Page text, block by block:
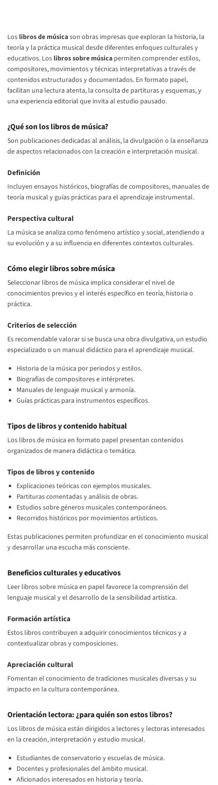
Los libros de músicason obras impresas que exploran la historia, la
teoría y la práctica musical desde diferentes enfoques culturales y
educativos. Los libros sobre música permiten comprender estilos,
compositores, movimientos y técnicas interpretativas a través de
contenidos estructurados y documentados. En formato papel,
facilitan una lectura atenta, la consulta de partituras y esquemas, y
una experiencia editorial que invita al estudio pausado.
¿Qué son los libros de música?
Son publicaciones dedicadas al análisis, la divulgación o la enseñanza
de aspectos relacionados con la creación e interpretación musical.
Definición
Incluyen ensayos históricos, biografías de compositores, manuales de
teoría musical y guías prácticas para el aprendizaje instrumental.
Perspectiva cultural
La música se analiza como fenómeno artístico y social, atendiendo a
su evolución y a su influencia en diferentes contextos culturales.
Cómo elegir libros sobre música
Seleccionar libros de música implica considerar el nivel de
conocimientos previos y el interés específico en teoría, historia o
práctica.
Criterios de selección
Es recomendable valorar si se busca una obra divulgativa, un estudio
especializado o un manual didáctico para el aprendizaje musical.
Historia de la música por periodos y estilos.
Biografías de compositores e intérpretes.
Manuales de lenguaje musical y armonía.
Guías prácticas para instrumentos específicos.
Tipos de libros y contenido habitual
Los libros de música en formato papel presentan contenidos
organizados de manera didáctica o temática.
Tipos de libros y contenido
Explicaciones teóricas con ejemplos musicales.
Partituras comentadas y análisis de obras.
Estudios sobre géneros musicales contemporáneos.
Recorridos históricos por movimientos artísticos.
Estas publicaciones permiten profundizar en el conocimiento musical
y desarrollar una escucha más consciente.
Beneficios culturales y educativos
Leer libros sobre música en papel favorece la comprensión del
lenguaje musical y el desarrollo de la sensibilidad artística.
Formación artística
Estos libros contribuyen a adquirir conocimientos técnicos y a
contextualizar obras y composiciones.
Apreciación cultural
Fomentan el conocimiento de tradiciones musicales diversas y su
impacto en la cultura contemporánea.
Orientación lectora: ¿para quién son estos libros?
Los libros de música están dirigidos a lectores y lectoras interesados
en la creación, interpretación y estudio musical.
Estudiantes de conservatorio y escuelas de música.
Docentes y profesionales del ámbito musical.
Aficionados interesados en historia y teoría.